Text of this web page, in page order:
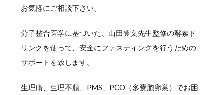
お気軽にご相談下さい。
分子整合医学に基づいた、山田豊文先生監修の酵素ド
リンクを使って、安全にファスティングを行うための
サポートを致します。
生理痛、生理不順、PMS、PCO（多嚢胞卵巣）でお困